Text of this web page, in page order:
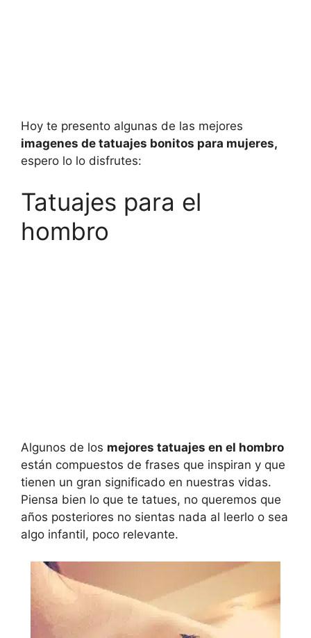
Hoy te presento algunas de las mejores
imagenes de tatuajes bonitos para mujeres,
espero lo lo disfrutes:
Tatuajes para el
hombro
Algunos de los mejores tatuajes en el hombro
están compuestos de frases que inspiran y que
tienen un gran significado en nuestras vidas.
Piensa bien lo que te tatues, no queremos que
años posteriores no sientas nada al leerlo o sea
algo infantil, poco relevante.